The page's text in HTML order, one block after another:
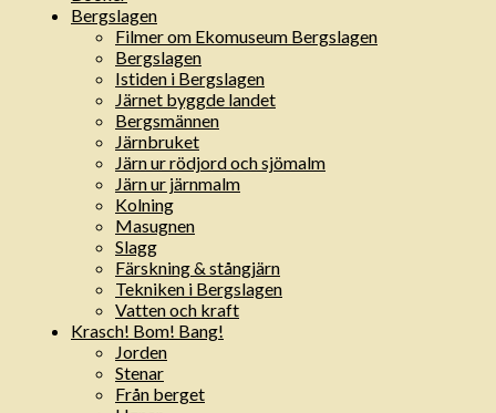
Bergslagen
Filmer om Ekomuseum Bergslagen
Bergslagen
Istiden i Bergslagen
Järnet byggde landet
Bergsmännen
Järnbruket
Järn ur rödjord och sjömalm
Järn ur järnmalm
Kolning
Masugnen
Slagg
Färskning & stångjärn
Tekniken i Bergslagen
Vatten och kraft
Krasch! Bom! Bang!
Jorden
Stenar
Från berget